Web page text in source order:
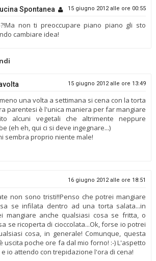
Spontanea 15 giugno 2012 alle ore 00:55
non ti preoccupare piano piano gli sto
cambiare idea!
15 giugno 2012 alle ore 13:49
una volta a settimana si cena con la torta
parentesi è l'unica maniera per far mangiare
alcuni vegetali che altrimente neppure
(eh eh, qui ci si deve ingegnare...)
sembra proprio niente male!
16 giugno 2012 alle ore 18:51
non sono tristi!!Penso che potrei mangiare
se infilata dentro ad una torta salata...in
mangiare anche qualsiasi cosa se fritta, o
se ricoperta di cioccolata...Ok, forse io potrei
cosa, in generale! Comunque, questa
uscita poche ore fa dal mio forno! :-) L'aspetto
e io attendo con trepidazione l'ora di cena!